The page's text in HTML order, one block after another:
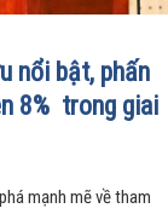
nổi bật, phấn
8% trong giai
mạnh mẽ về tham